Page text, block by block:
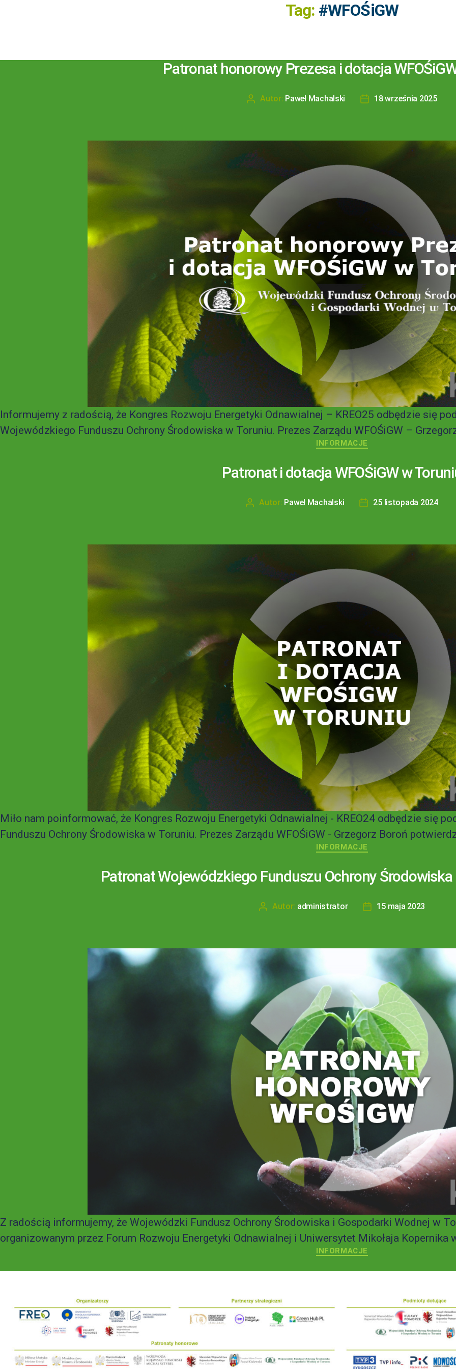
Tag: #WFOŚiGW
Patronat honorowy Prezesa i dotacja
Autor: Paweł Machalski 18 września 2025
Informujemy z radością, że Kongres Rozwoju Energetyki Odnawialnej – KREO25 odbędzie się
Wojewódzkiego Funduszu Ochrony Środowiska w Toruniu. Prezes Zarządu WFOŚiGW –
INFORMACJE
Patronat i dotacja WFOŚiGW w
Autor: Paweł Machalski 25 listopada 2024
Miło nam poinformować, że Kongres Rozwoju Energetyki Odnawialnej - KREO24 odbędzie się
Funduszu Ochrony Środowiska w Toruniu. Prezes Zarządu WFOŚiGW - Grzegorz Boroń
INFORMACJE
Patronat Wojewódzkiego Funduszu Ochrony
Autor: administrator 15 maja 2023
Z radością informujemy, że Wojewódzki Fundusz Ochrony Środowiska i Gospodarki Wodnej w
organizowanym przez Forum Rozwoju Energetyki Odnawialnej i Uniwersytet Mikołaja Kopernika
INFORMACJE